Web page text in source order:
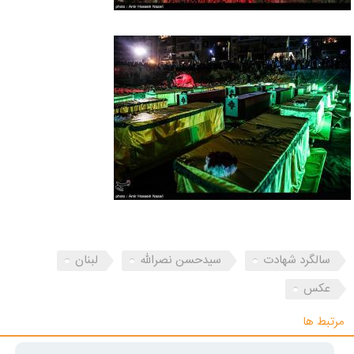
سالگرد شهادت سیدحسن نصرالله
لبنان
عکس
مرتبط ها